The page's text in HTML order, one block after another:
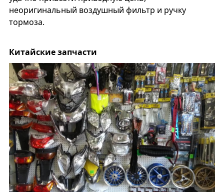
неоригинальный воздушный фильтр и ручку
тормоза.
Китайские запчасти